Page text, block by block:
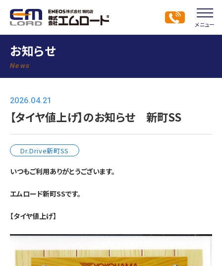
メニュー
お知らせ
News
2026.04.21
【タイヤ値上げ】のお知らせ 新町SS
Dr.Drive新町SS
いつもご利用ありがとうございます。
エムロード新町SSです。
【タイヤ値上げ】